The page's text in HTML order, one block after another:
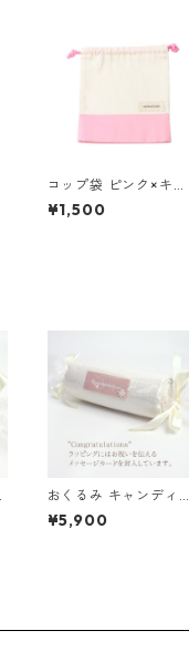
コップ袋 ピンク×キナ
リ 85-72895-1
¥1,500
おくるみ キャンディ
モカ
¥5,900